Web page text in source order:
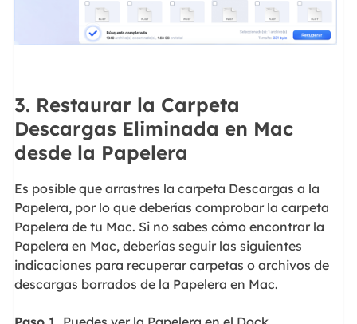
3. Restaurar la Carpeta
Descargas Eliminada en Mac
desde la Papelera
Es posible que arrastres la carpeta Descargas a la
Papelera, por lo que deberías comprobar la carpeta
Papelera de tu Mac. Si no sabes cómo encontrar la
Papelera en Mac, deberías seguir las siguientes
indicaciones para recuperar carpetas o archivos de
descargas borrados de la Papelera en Mac.